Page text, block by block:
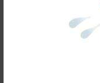
旭辉时代
名门世家